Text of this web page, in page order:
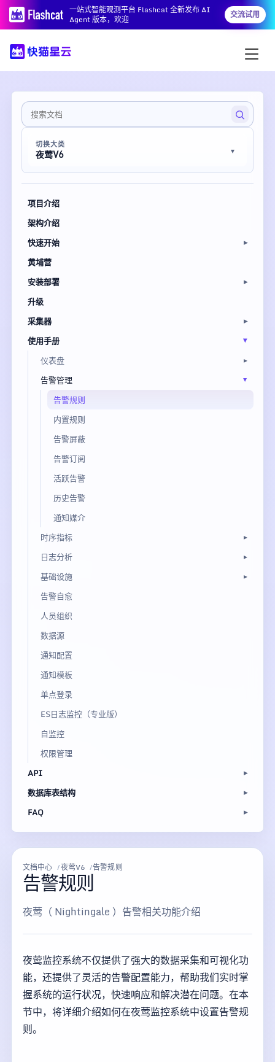
一站式智能观测平台 Flashcat 全新发布 AI
Agent 版本，欢迎
交流试用
切换大类
夜莺V6
项目介绍
架构介绍
快速开始
黄埔营
安装部署
升级
采集器
使用手册
仪表盘
告警管理
告警规则
内置规则
告警屏蔽
告警订阅
活跃告警
历史告警
通知媒介
时序指标
日志分析
基础设施
告警自愈
人员组织
数据源
通知配置
通知模板
单点登录
ES日志监控（专业版）
自监控
权限管理
API
数据库表结构
FAQ
文档中心 夜莺V6 告警规则
告警规则
夜莺（ Nightingale ）告警相关功能介绍
夜莺监控系统不仅提供了强大的数据采集和可视化功
能，还提供了灵活的告警配置能力，帮助我们实时掌
握系统的运行状况，快速响应和解决潜在问题。在本
节中，将详细介绍如何在夜莺监控系统中设置告警规
则。